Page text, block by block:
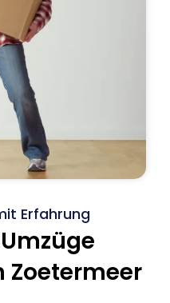
Erfahrung
Zoetermeer